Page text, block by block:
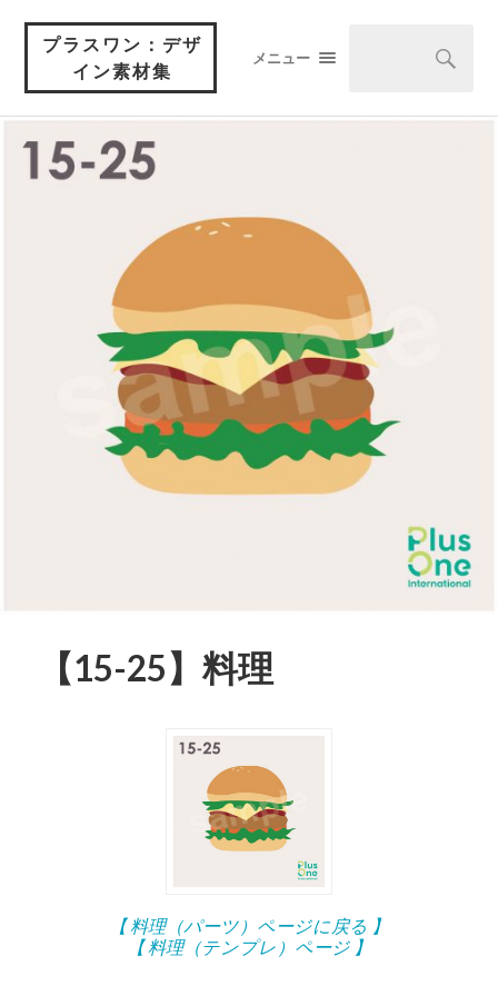
プラスワン：デザ
イン素材集
メニュー
【15-25】料理
【 料理（パーツ）ページに戻る 】
【 料理（テンプレ）ページ 】